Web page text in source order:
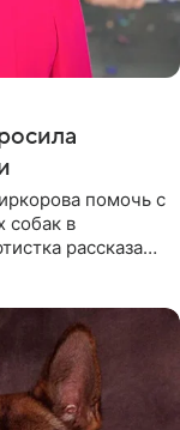
помочь с
собак в
рассказала